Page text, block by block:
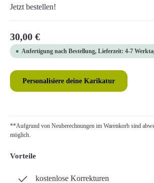
Jetzt bestellen!
Regulärer Preis:
30,00 €
Anfertigung nach Bestellung, Lieferzeit: 4-7
Personalisiere deine Karikatur
**Aufgrund von Neuberechnungen im Warenkorb sind
möglich.
Vorteile
kostenlose Korrekturen